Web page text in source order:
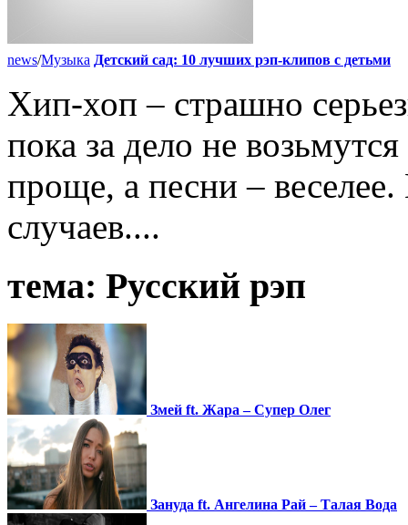
news/Музыка Детский сад: 10 лучших рэп-клипов с детьми
Хип-хоп – страшно
пока за дело не
проще, а песни –
случаев....
тема: Русский рэп
Змей ft. Жара – Супер Олег
Зануда ft. Ангелина Рай – Талая Вода